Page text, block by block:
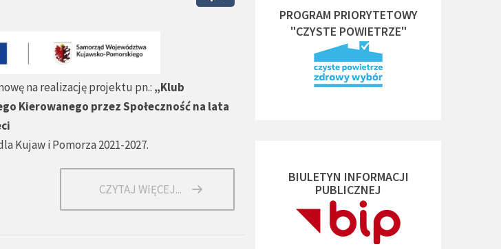
na realizację projektu pn.: „Klub
Kierowanego przez Społeczność na lata
Kujaw i Pomorza 2021-2027.
CZYTAJ WIĘCEJ...
PROGRAM PRIORYTETOWY
"CZYSTE POWIETRZE"
BIULETYN INFORMACJI
PUBLICZNEJ